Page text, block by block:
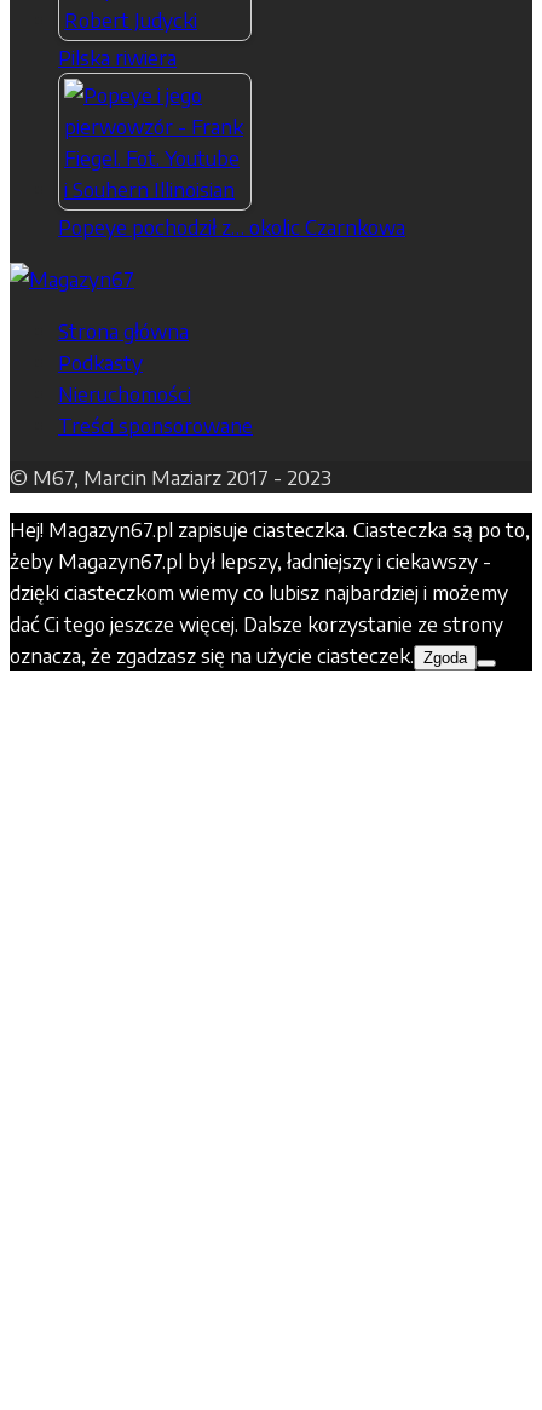
Pilska riwiera
Popeye pochodził z… okolic Czarnkowa
Strona główna
Podkasty
Nieruchomości
Treści sponsorowane
© M67, Marcin Maziarz 2017 - 2023
Hej! Magazyn67.pl zapisuje ciasteczka. Ciasteczka są po to,
żeby Magazyn67.pl był lepszy, ładniejszy i ciekawszy -
dzięki ciasteczkom wiemy co lubisz najbardziej i możemy
dać Ci tego jeszcze więcej. Dalsze korzystanie ze strony
oznacza, że zgadzasz się na użycie ciasteczek. Zgoda